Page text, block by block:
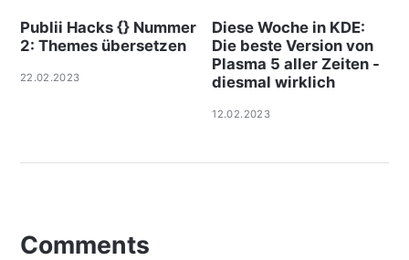
Publii Hacks {} Nummer
2: Themes übersetzen
22.02.2023
Diese Woche in KDE:
Die beste Version von
Plasma 5 aller Zeiten -
diesmal wirklich
12.02.2023
Comments